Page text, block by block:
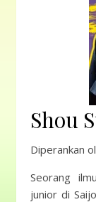
Shou
Diperankan
Seorang
junior di